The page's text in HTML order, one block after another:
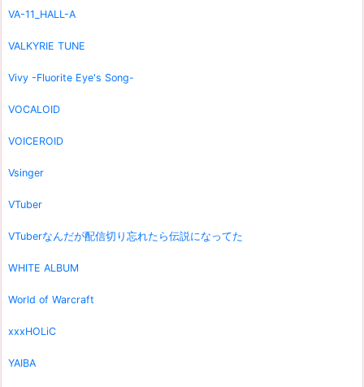
VA-11_HALL-A
VALKYRIE TUNE
Vivy -Fluorite Eye's Song-
VOCALOID
VOICEROID
Vsinger
VTuber
VTuberなんだが配信切り忘れたら伝説になってた
WHITE ALBUM
World of Warcraft
xxxHOLiC
YAIBA